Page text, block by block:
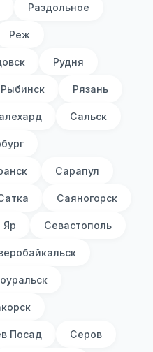
Раздольное
Реж
Рудня
Рыбинск Рязань
Сальск
Сарапул
Саяногорск
Яр Севастополь
Посад Серов